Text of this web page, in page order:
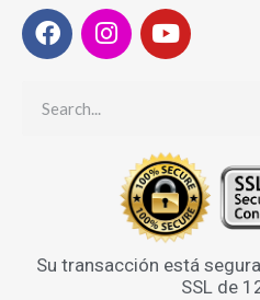
Su transacción está
SSL de